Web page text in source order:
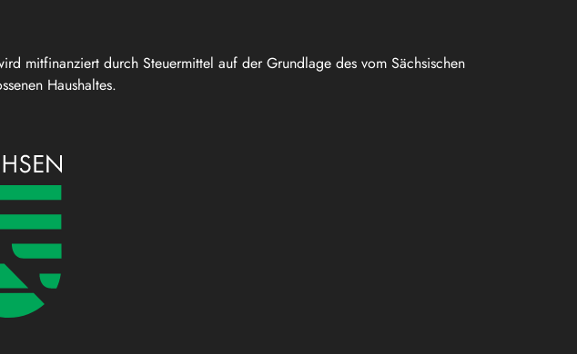
mitfinanziert durch Steuermittel auf der Grundlage des vom Sächsischen
Haushaltes.